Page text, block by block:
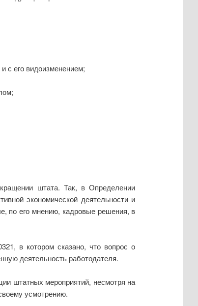
с его видоизменением;
штата. Так, в Определении
экономической деятельности и
по его мнению, кадровые решения, в
в котором сказано, что вопрос о
деятельность работодателя.
штатных мероприятий, несмотря на
усмотрению.